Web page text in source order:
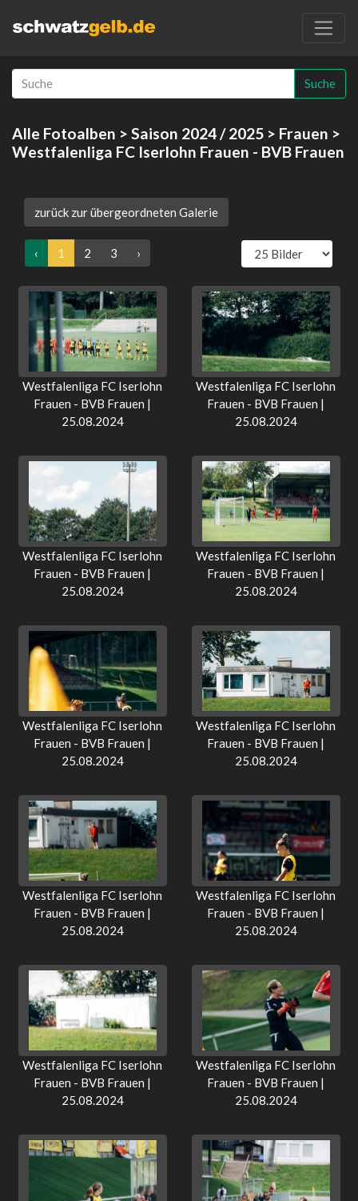
Suche
Alle Fotoalben > Saison 2024 / 2025 > Frauen >
Westfalenliga FC Iserlohn Frauen - BVB Frauen
zurück zur übergeordneten Galerie
‹ 1 2 3 ›
Westfalenliga FC Iserlohn
Frauen - BVB Frauen |
25.08.2024
Westfalenliga FC Iserlohn
Frauen - BVB Frauen |
25.08.2024
Westfalenliga FC Iserlohn
Frauen - BVB Frauen |
25.08.2024
Westfalenliga FC Iserlohn
Frauen - BVB Frauen |
25.08.2024
Westfalenliga FC Iserlohn
Frauen - BVB Frauen |
25.08.2024
Westfalenliga FC Iserlohn
Frauen - BVB Frauen |
25.08.2024
Westfalenliga FC Iserlohn
Frauen - BVB Frauen |
25.08.2024
Westfalenliga FC Iserlohn
Frauen - BVB Frauen |
25.08.2024
Westfalenliga FC Iserlohn
Frauen - BVB Frauen |
25.08.2024
Westfalenliga FC Iserlohn
Frauen - BVB Frauen |
25.08.2024